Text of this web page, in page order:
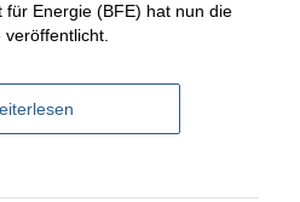
für Energie (BFE) hat nun die